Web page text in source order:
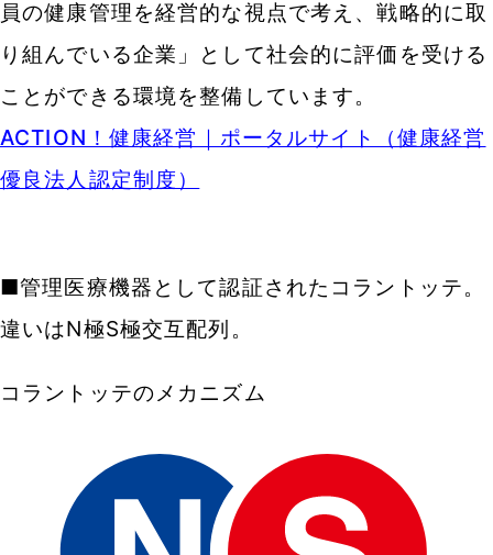
員の健康管理を経営的な視点で考え、戦略的に取
り組んでいる企業」として社会的に評価を受ける
ことができる環境を整備しています。
ACTION！健康経営｜ポータルサイト（健康経営
優良法人認定制度）
■管理医療機器として認証されたコラントッテ。
違いはN極S極交互配列。
コラントッテのメカニズム